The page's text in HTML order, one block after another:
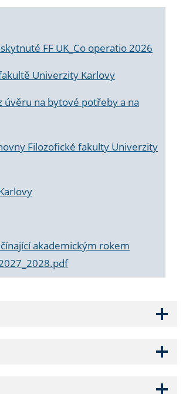
FF UK_Co operatio 2026
Univerzity Karlovy
úvěru na bytové potřeby a na
Filozofické fakulty Univerzity
akademickým rokem